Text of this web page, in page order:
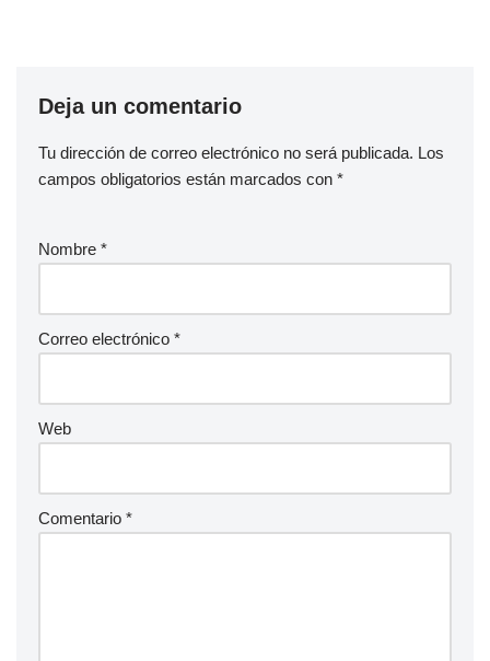
Deja un comentario
Tu dirección de correo electrónico no será publicada. Los
campos obligatorios están marcados con *
Nombre *
Correo electrónico *
Web
Comentario *